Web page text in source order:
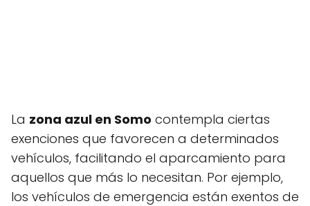
La zona azul en Somo contempla ciertas
exenciones que favorecen a determinados
vehículos, facilitando el aparcamiento para
aquellos que más lo necesitan. Por ejemplo,
los vehículos de emergencia están exentos de